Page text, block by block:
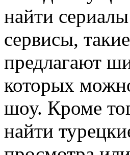
найти
сервисы,
предлагают
которых
шоу. Кроме
найти